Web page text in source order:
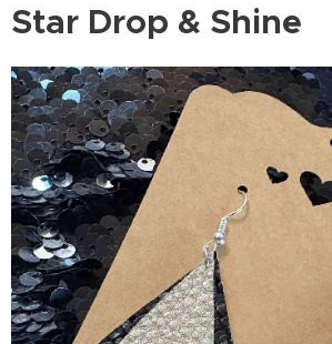
Star Drop & Shine